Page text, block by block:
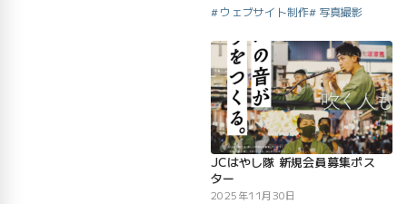
ウェブサイト制作 写真撮影
JCはやし隊 新規会員募集ポス
ター
2025年11月30日